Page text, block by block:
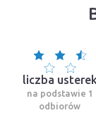
liczba usterek
na podstawie 1
odbiorów